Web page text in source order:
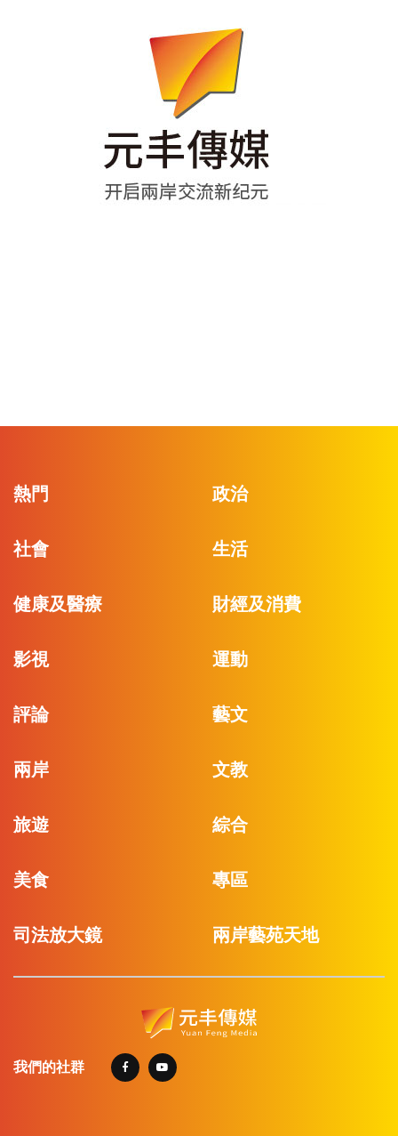
熱門 政治
社會 生活
健康及醫療 財經及消費
影視 運動
評論 藝文
兩岸 文教
旅遊 綜合
美食 專區
司法放大鏡 兩岸藝苑天地
我們的社群